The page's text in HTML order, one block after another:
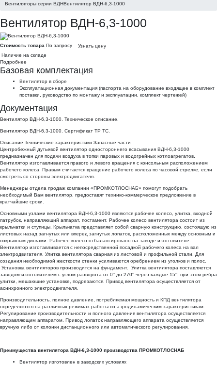
Вентиляторы серии ВДНВентилятор ВДН-6,3-1000
Вентилятор ВДН-6,3-1000
Стоимость товара По запросу
Узнать цену
Наличие на складе
Подробнее
Базовая комплектация
Вентилятор в сборе
Эксплуатационная документация (паспорта на оборудование входящее в комплект
поставки, руководство по монтажу и эксплуатации, комплект чертежей)
Документация
Вентилятор ВДН-6,3-1000. Техническое описание.
Вентилятор ВДН-6,3-1000. Сертификат ТР ТС.
Описание Технические характеристики Запасные части
Центробежный дутьевой вентилятор одностороннего всасывания ВДН-6,3-1000
предназначен для подачи воздуха в топки паровых и водогрейных котлоагрегатов.
Вентилятор изготавливается правого и левого вращения с консольным расположением
рабочего колеса. Правым считается вращение рабочего колеса по часовой стрелке, если
смотреть со стороны электродвигателя.
Менеджеры отдела продаж компании «ПРОМКОТЛОСНАБ» помогут подобрать
необходимый Вам вентилятор, предоставят технико-коммерческое предложение в
кратчайшие сроки.
Основными узлами вентилятора ВДН-6,3-1000 являются рабочее колесо, улитка, входной
патрубок, направляющий аппарат, постамент. Рабочее колесо вентилятора состоит из
крыльчатки и ступицы. Крыльчатка представляет собой сварную конструкцию, состоящую из
листовых назад загнутых или вперед загнутых лопаток, расположенных между основным и
покрывным дисками. Рабочее колесо отбалансировано на заводе-изготовителе.
Вентилятор изготавливается с непосредственной посадкой рабочего колеса на вал
электродвигателя. Улитка вентилятора сварная из листовой и профильной стали. Для
создания необходимой жесткости стенки усиливаются оребрением из уголков и полос.
Установка вентиляторов производится на фундамент. Улитка вентилятора поставляется
заводом-изготовителем с углом разворота от 0° до 270° через каждые 15°, при этом ребра
улитки, мешающие установке, подрезаются. Привод вентилятора осуществляется от
асинхронного электродвигателя.
Производительность, полное давление, потребляемая мощность и КПД вентилятора
определяются на различных режимах работы по аэродинамическим характеристикам.
Регулирование производительности и полного давления вентилятора осуществляется
направляющим аппаратом. Привод лопаток направляющего аппарата осуществляется
вручную либо от колонки дистанционного или автоматического регулирования.
Преимущества вентилятора ВДН-6,3-1000 производства ПРОМКОТЛОСНАБ
Вентилятор изготовлен в заводских условиях